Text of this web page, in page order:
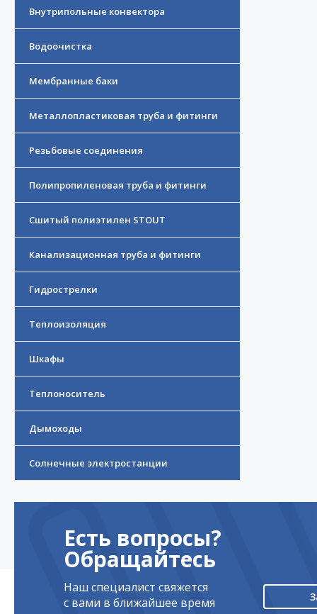
Внутрипольные конвектора
Водоочистка
Мембранные баки
Металлопластиковая труба и фитинги
Резьбовые соединения
Полипропиленовая труба и фитинги
Сшитый полиэтилен STOUT
Канализационная труба и фитинги
Гидрострелки
Теплоизоляция
Шкафы
Теплоноситель
Дымоходы
Солнечные электростанции
Есть вопросы?
Обращайтесь
Наш специалист свяжется
с вами в ближайшее время